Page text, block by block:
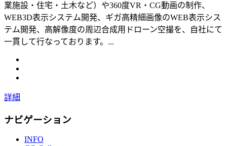
業施設・住宅・土木など）や360度VR・CG動画の制作、
WEB3D表示システム開発、ギガ高精細画像のWEB表示シス
テム開発、高解像度の周辺合成用ドローン空撮を、自社にて
一貫して行なっております。...
詳細
ナビゲーション
INFO